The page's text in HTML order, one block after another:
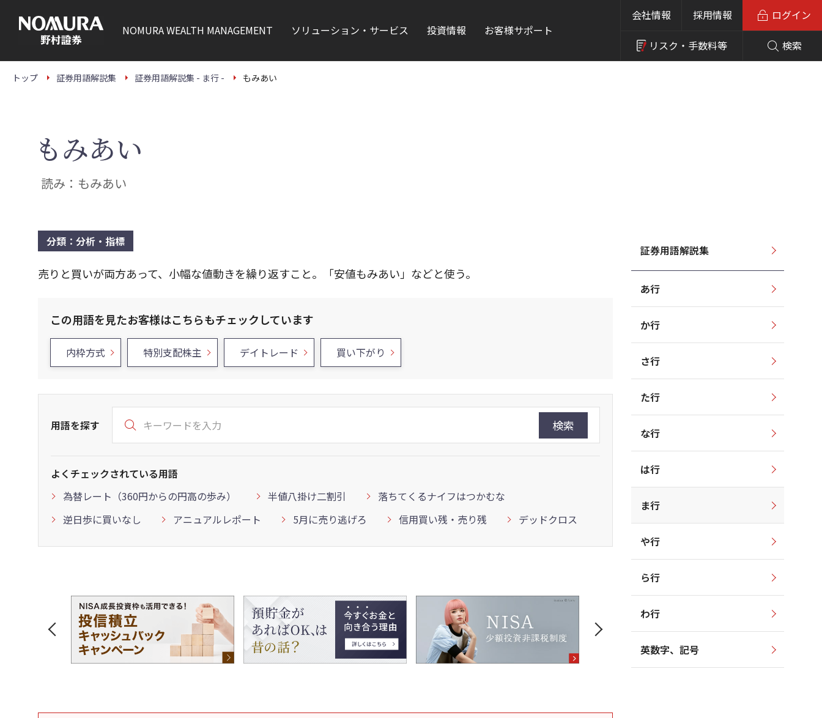
本
NOMURAWEALTH MANAGEMENT ソリューション・サービス 投資情報 お客様サポート
会社情報 採用情報
リスク・ 手数料等 検索
ログイン
トップ 証券用語解説集 証券用語解説集 - ま行 - もみあい
もみあい
読み：もみあい
分類：分析・指標
売りと買いが両方あって、小幅な値動きを繰り返すこと。「安値もみあい」などと使う。
この用語を見たお客様はこちらもチェックしています
内枠方式 特別支配株主 デイトレード 買い下がり
用語を探す 検索
よくチェックされている用語
為替レート（360円からの円高の歩み）
半値八掛け二割引
落ちてくるナイフはつかむな
逆日歩に買いなし
アニュアルレポート 5月に売り逃げろ 信用買い残・売り残 デッドクロス
証券用語解説集
あ行
か行
さ行
た行
な行
は行
ま行
や行
ら行
わ行
英数字、記号